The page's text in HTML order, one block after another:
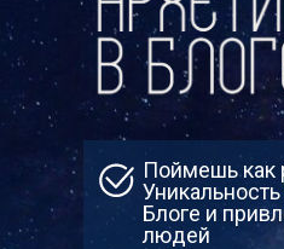
Поймешь как
Блоге и
людей